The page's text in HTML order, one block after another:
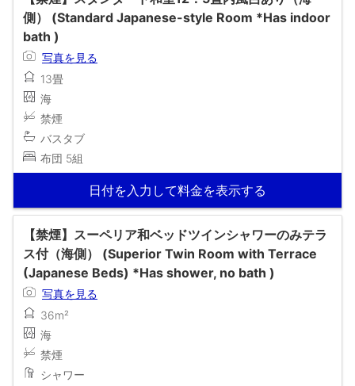
側） (Standard Japanese-style Room *Has indoor
bath )
写真を見る
13畳
海
禁煙
バスタブ
布団 5組
日付を入力して料金を表示する
【禁煙】スーペリア和ベッドツインシャワーのみテラ
ス付（海側） (Superior Twin Room with Terrace
(Japanese Beds) *Has shower, no bath )
写真を見る
36m²
海
禁煙
シャワー